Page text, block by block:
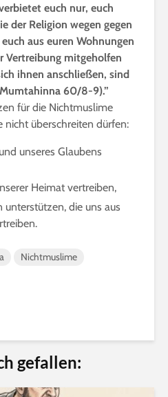
euch nur, euch
der Religion wegen gegen
aus euren Wohnungen
Vertreibung mitgeholfen
ihnen anschließen, sind
60/8-9).”
für die Nichtmuslime
nicht überschreiten dürfen:
unseres Glaubens
Heimat vertreiben,
unterstützen, die uns aus
Nichtmuslime
gefallen: